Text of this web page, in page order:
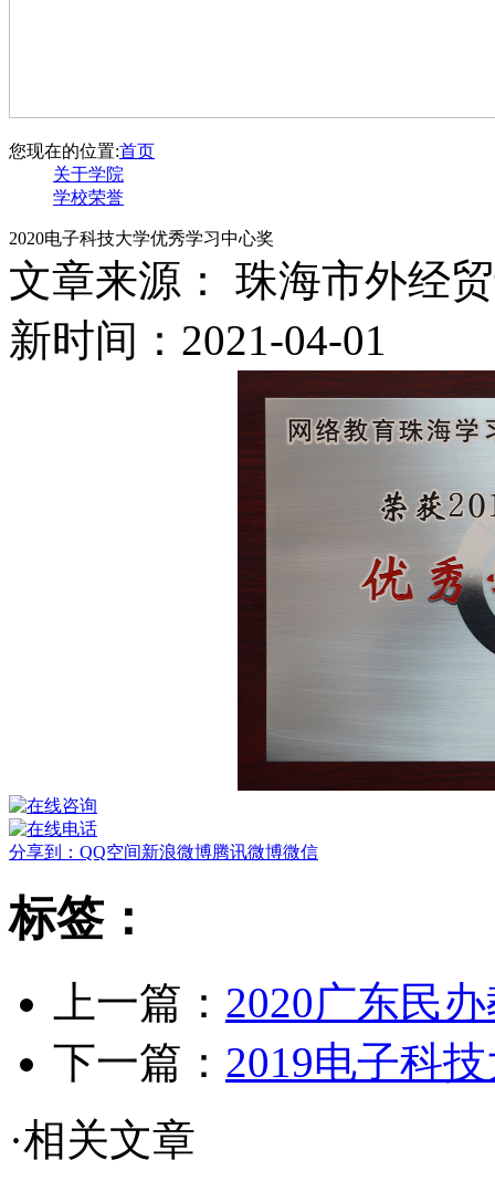
您现在的位置:首页
关于学院
学校荣誉
2020电子科技大学优秀学习中心奖
文章来源： 珠海市外经
新时间：2021-04-01
分享到： QQ空间新浪微博腾讯微博微信
标签：
上一篇： 2020广东民
下一篇： 2019电子科
·相关文章